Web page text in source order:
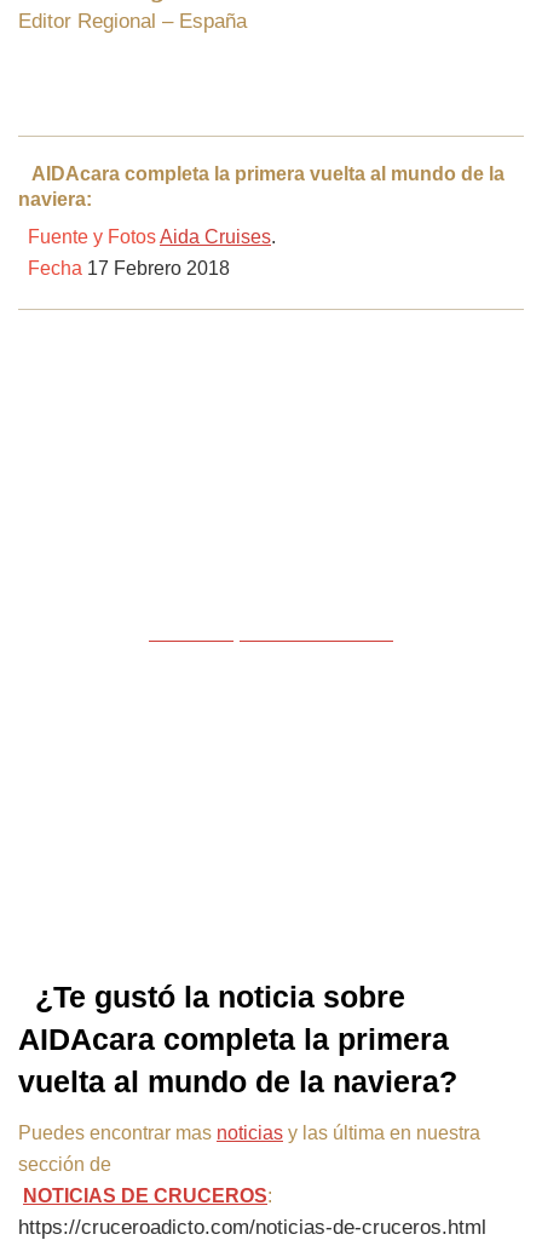
Editor Regional – España
AIDAcara completa la primera vuelta al mundo de la
naviera:
Fuente y FotosAida Cruises.
Fecha 17 Febrero 2018
¿Te gustó la noticia sobre
AIDAcara completa la primera
vuelta al mundo de la naviera?
Puedes encontrar mas noticias y las última en nuestra
sección de
NOTICIAS DE CRUCEROS:
https://cruceroadicto.com/noticias-de-cruceros.html